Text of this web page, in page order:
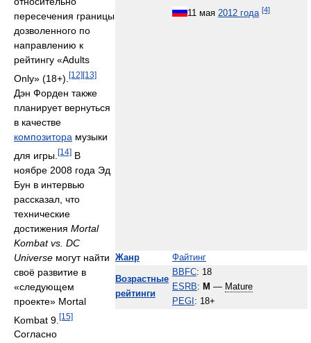
11 мая 2012 года [4]
Жанр Файтинг
Возрастные
рейтинги
BBFC: 18
ESRB: M — Mature
PEGI : 18+
пересечения границы
дозволенного по
направлению к
рейтингу «Adults
Only» (18+). [12] [13]
Дэн Форден также
планирует вернуться
в качестве
композитора музыки
для игры. [14] В
ноябре 2008 года Эд
Бун в интервью
рассказал, что
технические
достижения Mortal
Kombat vs. DC
Universe могут найти
своё развитие в
«следующем
проекте» Mortal
Kombat 9. [15]
Согласно